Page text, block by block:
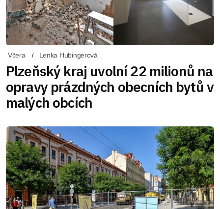
Včera Lenka Hubingerová
Plzeňský kraj uvolní 22 milionů na
opravy prázdných obecních bytů v
malých obcích